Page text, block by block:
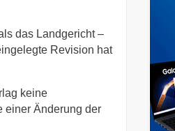
das Landgericht –
Revision hat
keine
einer Änderung der